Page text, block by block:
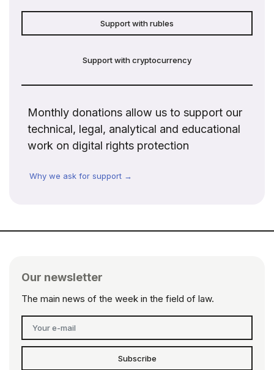
Support with rubles
Support with cryptocurrency
Monthly donations allow us to support our
technical, legal, analytical and educational
work on digital rights protection
Why we ask for support →
Our newsletter
The main news of the week in the field of law.
Subscribe